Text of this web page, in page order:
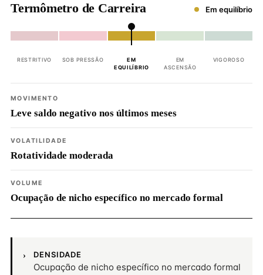
Termômetro de Carreira Em equilíbrio
RESTRITIVO SOB PRESSÃO
EM
EQUILÍBRIO
EM
ASCENSÃO
VIGOROSO
MOVIMENTO
Leve saldo negativo nos últimos meses
VOLATILIDADE
Rotatividade moderada
VOLUME
Ocupação de nicho específico no mercado formal
DENSIDADE
Ocupação de nicho específico no mercado formal